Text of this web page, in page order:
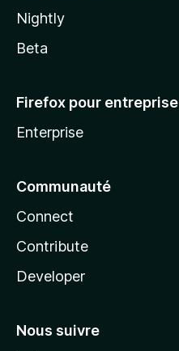
Nightly
Beta
Firefox pour entreprise
Enterprise
Communauté
Connect
Contribute
Developer
Nous suivre